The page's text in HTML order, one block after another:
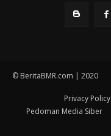
© BeritaBMR.com | 2020
Privacy Policy
Pedoman Media Siber